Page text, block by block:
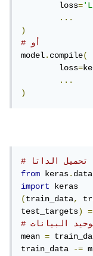
	loss
=
...
)
model.compile(
	loss
=
...
)
# تحميل الداتا
from keras.
import
(train_data,
test_targets) =
توحيد البيانات
mean =
train_data -=